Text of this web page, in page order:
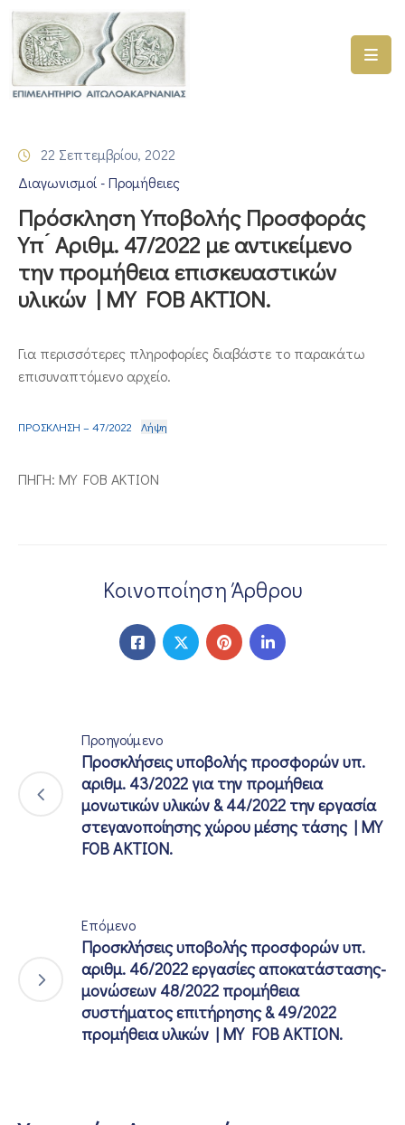
ΑΡΧΙΚΗ
ΓΕΜΗ
–
ΠΡΟΓΡΑΜΜΑΤΑ
ΕΠΙΜΕΛΗΤΗΡΙΟΥ
ΣΥΜΜΕΤΟΧΗ
ΕΤΑΙΡΕΙΕΣ
ΕΠΙΚΟΙΝΩΝΙΑ
22 Σεπτεμβρίου, 2022
Διαγωνισμοί - Προμήθειες
Πρόσκληση Υποβολής Προσφοράς
Υπ ́ Αριθμ. 47/2022 με αντικείμενο
την προμήθεια επισκευαστικών
υλικών | MY FOB AKTION.
Για περισσότερες πληροφορίες διαβάστε το παρακάτω
επισυναπτόμενο αρχείο.
ΠΡΟΣΚΛΗΣΗ – 47/2022 Λήψη
ΠΗΓΗ: MY FOB AKTION
Κοινοποίηση Άρθρου
Προηγούμενο
Προσκλήσεις υποβολής προσφορών υπ.
αριθμ. 43/2022 για την προμήθεια
μονωτικών υλικών & 44/2022 την εργασία
στεγανοποίησης χώρου μέσης τάσης | MY
FOB AKTION.
Επόμενο
Προσκλήσεις υποβολής προσφορών υπ.
αριθμ. 46/2022 εργασίες αποκατάστασης-
μονώσεων 48/2022 προμήθεια
συστήματος επιτήρησης & 49/2022
προμήθεια υλικών | MY FOB AKTION.